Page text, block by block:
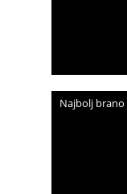
Najbolj brano